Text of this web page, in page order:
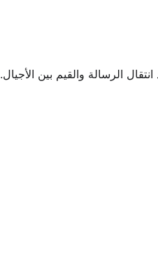
الرسالة والقيم بين الأجيال.